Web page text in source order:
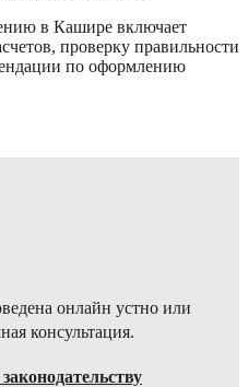
в Кашире включает
проверку правильности
по оформлению
онлайн устно или
консультация.